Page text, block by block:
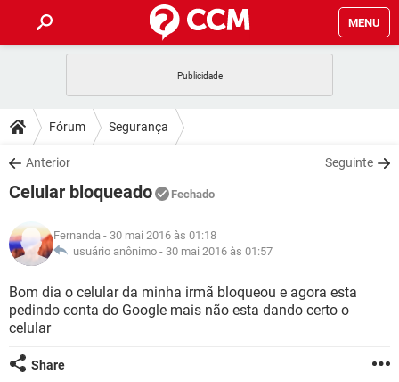
MENU
CELULAR
OUTLOOK
INSTAGRAM GMAIL
DICAS
JOGOS
INSTAGRAM GMAIL
GUIA DE COMPRAS
DOWNLOADS
JOGOS WHATSAPP
OUTLOOK EXCEL
INSTAGRAM GMAIL
GUIA DE COMPRAS
JOGOS WHATSAPP
CELULAR
OUTLOOK EXCEL
INSTAGRAM
GUIA DE COMPRAS
GLOSSÁRIO
JOGOS WHATSAPP
CELULAR FACEBOOK
INSTAGRAM
Fórum Segurança
Anterior Seguinte
Celular bloqueado Fechado
Fernanda - 30 mai 2016 às 01:18
usuário anônimo - 30 mai 2016 às 01:57
Bom dia o celular da minha irmã bloqueou e agora esta
pedindo conta do Google mais não esta dando certo o
celular
Share